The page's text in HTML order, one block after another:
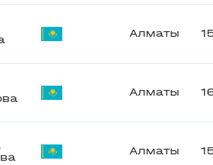
Алматы
Алматы
Алматы